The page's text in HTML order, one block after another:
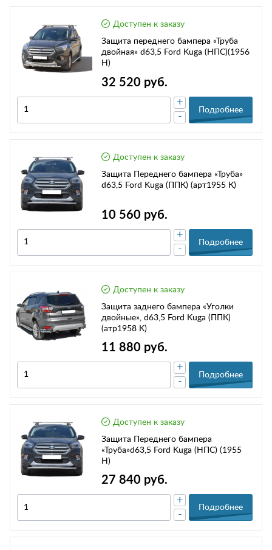
Доступен к заказу
Защита переднего бампера «Труба
двойная» d63,5 Ford Kuga (НПС)(1956
H)
32 520 руб.
-
+
Подробнее
Доступен к заказу
Защита Переднего бампера «Труба»
d63,5 Ford Kuga (ППК) (арт1955 К)
10 560 руб.
-
+
Подробнее
Доступен к заказу
Защита заднего бампера «Уголки
двойные», d63,5 Ford Kuga (ППК)
(атр1958 K)
11 880 руб.
-
+
Подробнее
Доступен к заказу
Защита Переднего бампера
«Труба»d63,5 Ford Kuga (НПС) (1955
H)
27 840 руб.
-
+
Подробнее